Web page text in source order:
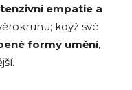
empatie a
když své
formy umění,